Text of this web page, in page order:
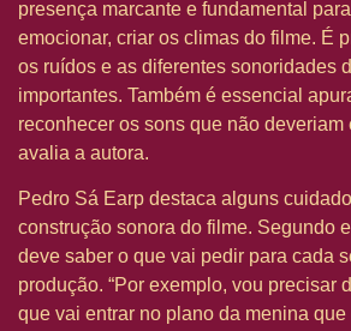
presença marcante e fundamental
emocionar, criar os climas do filme. É
os ruídos e as diferentes sonoridades
importantes. Também é essencial
reconhecer os sons que não deveriam
avalia a autora.
Pedro Sá Earp destaca alguns
construção sonora do filme. Segundo
deve saber o que vai pedir para cada
produção. “Por exemplo, vou precisar
que vai entrar no plano da menina